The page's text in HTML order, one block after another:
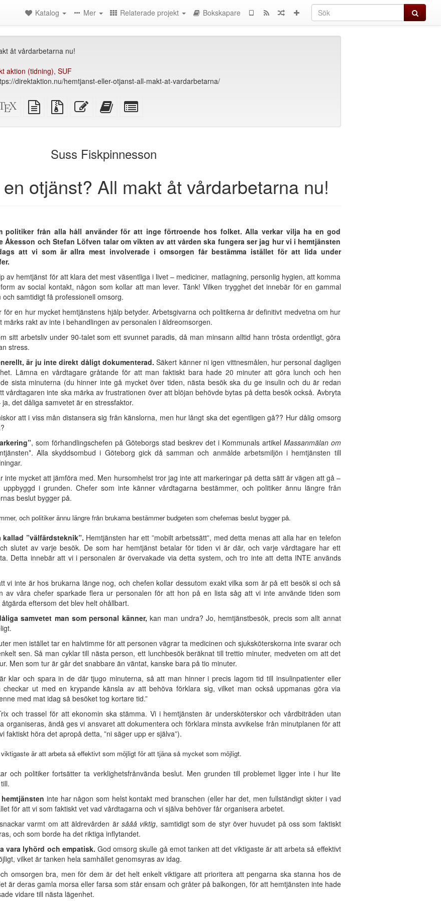
Sök
Katalog Mer Relaterade projekt Bokskapare
åt vårdarbetarna nu!
aktion (tidning), SUF
direktaktion.nu/hemtjanst-eller-otjanst-all-makt-at-vardarbetarna/
XeLaTeX
källa
plain
text
Källfiler
med
Redigera
denna
Lägg
bokskaparenbookbuilder
Suss Fiskpinnesson
otjänst? All makt åt vårdarbetarna nu!
politiker från alla håll använder för att inge förtroende hos folket. Alla verkar vilja ha en god
Åkesson och Stefan Löfven talar om vikten av att vården ska fungera ser jag hur vi i hemtjänsten
att vi som är allra mest involverade i omsorgen får bestämma istället för att lida under
av hemtjänst för att klara det mest väsentliga i livet – mediciner, matlagning, personlig hygien, att komma
av social kontakt, någon som kollar att man lever. Tänk! Vilken trygghet det innebär för en gammal
samtidigt få professionell omsorg.
en hur mycket hemtjänstens hjälp betyder. Arbetsgivarna och politikerna är definitivt medvetna om hur
rakt av inte i behandlingen av personalen i äldreomsorgen.
sitt arbetsliv under 90-talet som ett svunnet paradis, då man minsann alltid hann trösta ordentligt, göra
stress.
är ju inte direkt dåligt dokumenterad. Säkert känner ni igen vittnesmålen, hur personal dagligen
Lämna en vårdtagare gråtande för att man faktiskt bara hade 20 minuter att göra lunch och hen
sista minuterna (du hinner inte gå mycket över tiden, nästa besök ska du ge insulin och du är redan
vårdtagaren inte ska märka av frustrationen över att blöjan behövde bytas på detta besök också. Avbryta
det dåliga samvetet är en stressfaktor.
att i viss mån distansera sig från känslorna, men hur långt ska det egentligen gå?? Hur dålig omsorg
, som förhandlingschefen på Göteborgs stad beskrev det i Kommunals artikel Massanmälan om
Alla skyddsombud i Göteborg gick då samman och anmälde arbetsmiljön i hemtjänsten till
inte mycket att jämföra med. Men hursomhelst tror jag inte att markeringar på detta sätt är vägen att gå –
i grunden. Chefer som inte känner vårdtagarna bestämmer, och politiker ännu längre från
beslut bygger på.
och politiker ännu längre från brukarna bestämmer budgeten som chefernas beslut bygger på.
”välfärdsteknik”. Hemtjänsten har ett ”mobilt arbetssätt”, med detta menas att alla har en telefon
slutet av varje besök. De som har hemtjänst betalar för tiden vi är där, och varje vårdtagare har ett
Detta innebär att vi i personalen är övervakade via detta system, och tro inte att detta INTE används
vi inte är hos brukarna länge nog, och chefen kollar dessutom exakt vilka som är på ett besök si och så
av våra chefer sparkade flera ur personalen för att hon på en lista såg att vi inte använde tiden som
eftersom det blev helt ohållbart.
samvetet man som personal känner, kan man undra? Jo, hemtjänstbesök, precis som allt annat
men istället tar en halvtimme för att personen vägrar ta medicinen och sjuksköterskorna inte svarar och
sen. Så man cyklar till nästa person, ett lunchbesök beräknat till trettio minuter, medveten om att det
Men som tur är går det snabbare än väntat, kanske bara på tio minuter.
klar och spara in de där tjugo minuterna, så att man hinner i precis lagom tid till insulinpatienter eller
ut med en krypande känsla av att behöva förklara sig, vilket man också uppmanas göra via
med mat idag så besöket tog kortare tid.”
och trassel för att ekonomin ska stämma. Vi i hemtjänsten är undersköterskor och vårdbiträden utan
organiseras, ändå ges vi ansvaret att dokumentera och förklara minsta avvikelse från minutplanen för att
faktiskt höra det apropå detta, ”ni säger upp er själva”).
är att arbeta så effektivt som möjligt för att tjäna så mycket som möjligt.
och politiker fortsätter ta verklighetsfrånvända beslut. Men grunden till problemet ligger inte i hur lite
inte har någon som helst kontakt med branschen (eller har det, men fullständigt skiter i vad
för att vi som faktiskt vet vad vårdtagarna och vi själva behöver får organisera arbetet.
varmt om att äldrevården är sååå viktig, samtidigt som de styr över huvudet på oss som faktiskt
och som borde ha det riktiga inflytandet.
vara lyhörd och empatisk. God omsorg skulle gå emot tanken att det viktigaste är att arbeta så effektivt
vilket är tanken hela samhället genomsyras av idag.
omsorgen bra, men för dem är det helt enkelt viktigare att prioritera att pengarna ska stanna hos de
är deras gamla morsa eller farsa som står ensam och gråter på balkongen, för att hemtjänsten inte hade
vidare till nästa lägenhet.